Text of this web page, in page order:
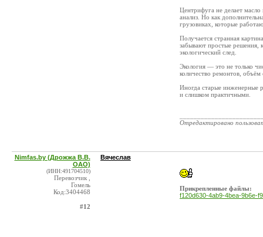
Центрифуга не делает
анализ. Но как
грузовиках, которые
Получается странная
забывают простые решения,
экологический след.
Экология — это не только
количество ремонтов,
Иногда старые инженерные
и слишком практичными.
Отредактировано
Nimfas.by (Дрожжа В.В.
ОАО)
(ИНН:491704510)
Перевозчик ,
Гомель
Код:3404468
#12
Вячеслав
Прикрепленные файлы:
f120d630-4ab9-4bea-9b6e-